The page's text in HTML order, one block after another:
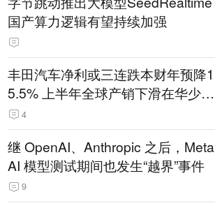
国产算力逻辑有望持续加强
丰田汽车净利或三连跌本财年预降1
5.5% 上半年全球产销下滑在华少卖
14.3万辆
4
继 OpenAI、Anthropic 之后，Meta
AI 模型测试期间也发生“越界”事件
9